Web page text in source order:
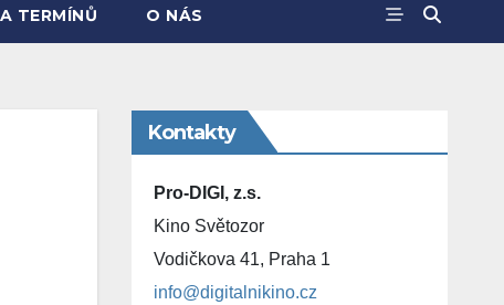
TERMÍNŮ O NÁS
Kontakty
Pro-DIGI, z.s.
Kino Světozor
Vodičkova 41, Praha 1
info@digitalnikino.cz